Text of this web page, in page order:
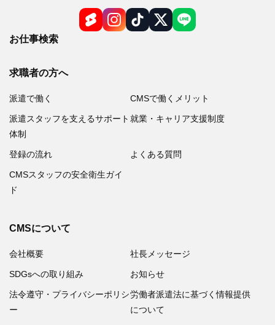
お仕事検索
求職者の方へ
派遣で働く CMSで働くメリット
派遣スタッフを支えるサポート
体制
就業・キャリア支援制度
登録の流れ よくある質問
CMSスタッフの安全衛生ガイ
ド
CMSについて
会社概要 社長メッセージ
SDGsへの取り組み お知らせ
法令遵守・プライバシーポリシ
ー
労働者派遣法に基づく情報提供
について